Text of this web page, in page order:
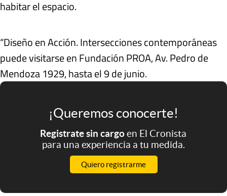
habitar el espacio.
“Diseño en Acción. Intersecciones contemporáneas
puede visitarse en Fundación PROA, Av. Pedro de
Mendoza 1929, hasta el 9 de junio.
¡Queremos conocerte!
Registrate sin cargoen El Cronista
para una experiencia a tu medida.
Quiero registrarme